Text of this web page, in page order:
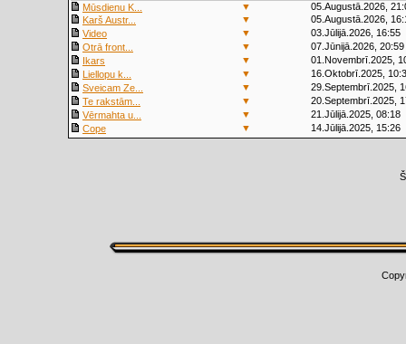
Mūsdienu K... ▼
05.Augustā.2026,
Karš Austr...
▼
05.Augustā.2026,
Video
▼
03.Jūlijā.2026, 16:55
Otrā front...
▼
07.Jūnijā.2026, 20:59
Ikars
▼
01.Novembrī.2025,
Liellopu k...
▼
16.Oktobrī.2025,
Sveicam Ze...
▼
29.Septembrī.2025,
Te rakstām...
▼
20.Septembrī.2025,
Vērmahta u...
▼
21.Jūlijā.2025, 08:18
Cope
▼ 14.Jūlijā.2025, 15:26